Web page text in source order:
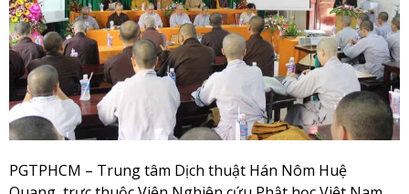
PGTPHCM – Trung tâm Dịch thuật Hán Nôm Huệ